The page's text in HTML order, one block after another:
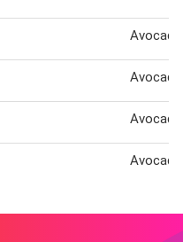
Avocado
Avocado
Avocado
Avocado